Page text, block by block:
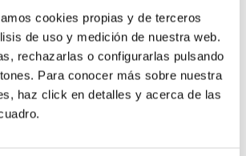
cookies propias y de terceros
de uso y medición de nuestra web.
rechazarlas o configurarlas pulsando
Para conocer más sobre nuestra
haz click en detalles y acerca de las
mera transacció amb el client).
els clients i com consumeixen els
emocions i desitjos